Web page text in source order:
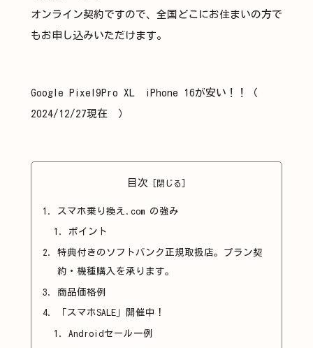
オンライン契約ですので、全国どこにお住まいの方で
もお申し込みいただけます。
Google Pixel9Pro XL iPhone 16が安い！！（
2024/12/27現在 ）
目次
スマホ乗り換え.com の強み
ポイント
特典付きのソフトバンク正規取扱店。プラン契
約・機種購入を承ります。
商品価格例
「スマホSALE」開催中！
Androidセール一例